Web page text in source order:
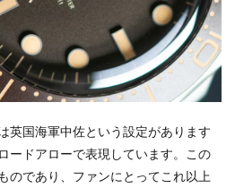
英国海軍中佐という設定があります
ードアローで表現しています。この
のであり、ファンにとってこれ以上